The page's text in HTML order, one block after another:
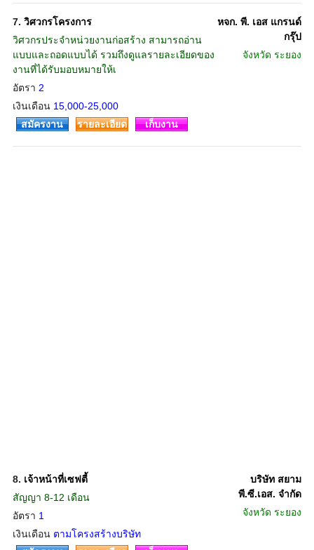
7. วิศวกรโครงการ
วิศวกรประจำหน่วยงานก่อสร้าง สามารถอ่าน
แบบและถอดแบบได้ รวมถึงดูแลรายละเอียดของ
งานที่ได้รับมอบหมายให้เ
อัตรา 2
เงินเดือน 15,000-25,000
หจก. พี. เอส แกรนด์
กรุ๊ป
จังหวัด ระยอง
สมัครงาน รายละเอียด เก็บงาน
8. เจ้าหน้าที่เซฟตี้
สัญญา 8-12 เดือน
อัตรา 1
เงินเดือน ตามโครงสร้างบริษัท
บริษัท สยาม
พี.ซี.เอส. จำกัด
จังหวัด ระยอง